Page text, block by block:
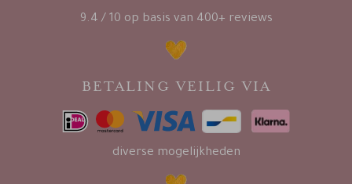
9.4 / 10 op basis van 400+ reviews
BETALING VEILIG VIA
diverse mogelijkheden